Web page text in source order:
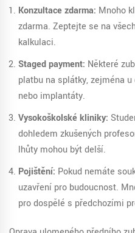
Konzultace zdarma: Mnoho
zdarma. Zeptejte se na
kalkulaci.
Staged payment: Některé
platbu na splátky, zejména
nebo implantáty.
Vysokoškolské kliniky:
dohledem zkušených
lhůty mohou být delší.
Pojištění: Pokud nemáte
uzavření pro budoucnost.
pro dospělé s předchozími